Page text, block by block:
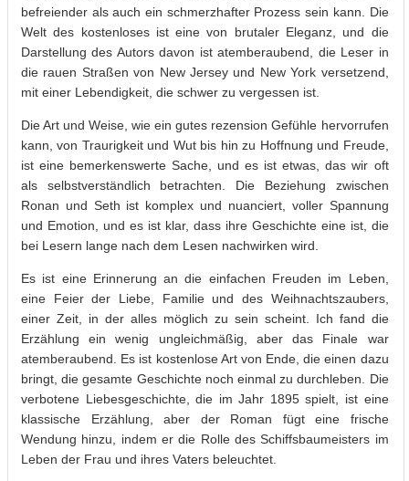
befreiender als auch ein schmerzhafter Prozess sein kann. Die
Welt des kostenloses ist eine von brutaler Eleganz, und die
Darstellung des Autors davon ist atemberaubend, die Leser in
die rauen Straßen von New Jersey und New York versetzend,
mit einer Lebendigkeit, die schwer zu vergessen ist.
Die Art und Weise, wie ein gutes rezension Gefühle hervorrufen
kann, von Traurigkeit und Wut bis hin zu Hoffnung und Freude,
ist eine bemerkenswerte Sache, und es ist etwas, das wir oft
als selbstverständlich betrachten. Die Beziehung zwischen
Ronan und Seth ist komplex und nuanciert, voller Spannung
und Emotion, und es ist klar, dass ihre Geschichte eine ist, die
bei Lesern lange nach dem Lesen nachwirken wird.
Es ist eine Erinnerung an die einfachen Freuden im Leben,
eine Feier der Liebe, Familie und des Weihnachtszaubers,
einer Zeit, in der alles möglich zu sein scheint. Ich fand die
Erzählung ein wenig ungleichmäßig, aber das Finale war
atemberaubend. Es ist kostenlose Art von Ende, die einen dazu
bringt, die gesamte Geschichte noch einmal zu durchleben. Die
verbotene Liebesgeschichte, die im Jahr 1895 spielt, ist eine
klassische Erzählung, aber der Roman fügt eine frische
Wendung hinzu, indem er die Rolle des Schiffsbaumeisters im
Leben der Frau und ihres Vaters beleuchtet.